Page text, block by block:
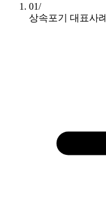
01/
상속포기 대표사례